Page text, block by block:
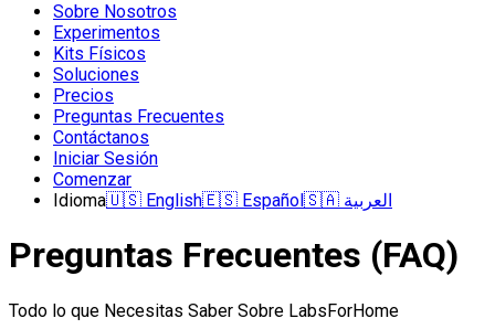
Sobre Nosotros
Experimentos
Kits Físicos
Soluciones
Precios
Preguntas Frecuentes
Contáctanos
Iniciar Sesión
Comenzar
Idioma🇺🇸 English🇪🇸 Español🇸🇦 العربية
Preguntas Frecuentes (FAQ)
Todo lo que Necesitas Saber Sobre LabsForHome